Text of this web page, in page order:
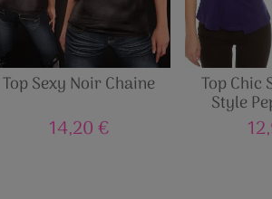
Top Sexy Noir Chaine
14,20 €
Top Chic
Style